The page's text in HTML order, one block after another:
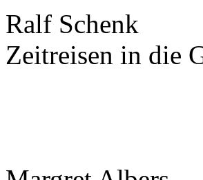
Ralf Schenk
Zeitreisen in die